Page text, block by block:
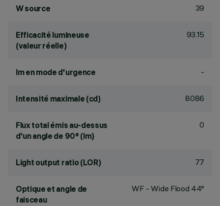
W source 39
Efficacité lumineuse
(valeur réelle)
93.15
lm en mode d'urgence -
Intensité maximale (cd) 8086
Flux total émis au-dessus
d'un angle de 90° (lm)
0
Light output ratio (LOR) 77
Optique et angle de
faisceau
WF - Wide Flood 44°